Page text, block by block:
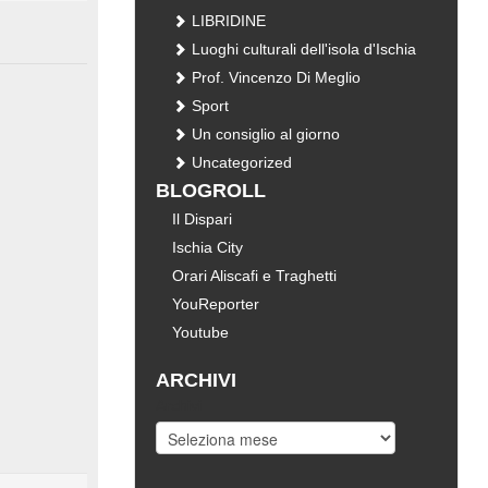
LIBRIDINE
Luoghi culturali dell'isola d'Ischia
Prof. Vincenzo Di Meglio
Sport
Un consiglio al giorno
Uncategorized
BLOGROLL
Il Dispari
Ischia City
Orari Aliscafi e Traghetti
YouReporter
Youtube
ARCHIVI